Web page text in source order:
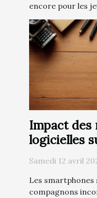
encore pour les
Impact des
logicielles
conseils
Samedi 12 avril
Les smartphones
compagnons